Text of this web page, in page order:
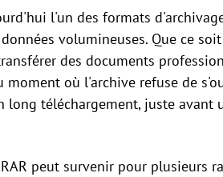
l'un des formats
volumineuses. Que ce
des documents
où l'archive refuse de
long téléchargement, juste avant
peut survenir pour plusieurs